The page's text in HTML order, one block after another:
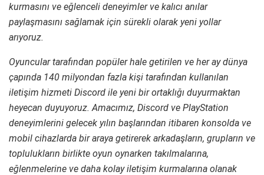
kurmasını ve eğlenceli deneyimler ve kalıcı anılar
paylaşmasını sağlamak için sürekli olarak yeni yollar
arıyoruz.
Oyuncular tarafından popüler hale getirilen ve her ay dünya
çapında 140 milyondan fazla kişi tarafından kullanılan
iletişim hizmeti Discord ile yeni bir ortaklığı duyurmaktan
heyecan duyuyoruz. Amacımız, Discord ve PlayStation
deneyimlerini gelecek yılın başlarından itibaren konsolda ve
mobil cihazlarda bir araya getirerek arkadaşların, grupların ve
toplulukların birlikte oyun oynarken takılmalarına,
eğlenmelerine ve daha kolay iletişim kurmalarına olanak